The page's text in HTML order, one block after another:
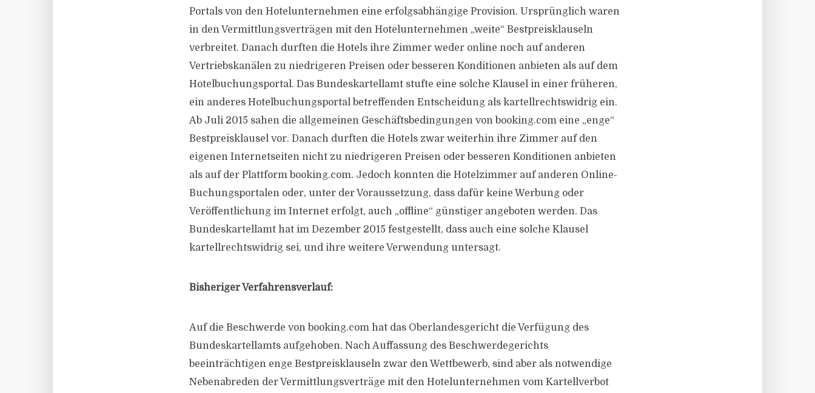
Portals von den Hotelunternehmen eine erfolgsabhängige Provision. Ursprünglich waren
in den Vermittlungsverträgen mit den Hotelunternehmen „weite“ Bestpreisklauseln
verbreitet. Danach durften die Hotels ihre Zimmer weder online noch auf anderen
Vertriebskanälen zu niedrigeren Preisen oder besseren Konditionen anbieten als auf dem
Hotelbuchungsportal. Das Bundeskartellamt stufte eine solche Klausel in einer früheren,
ein anderes Hotelbuchungsportal betreffenden Entscheidung als kartellrechtswidrig ein.
Ab Juli 2015 sahen die allgemeinen Geschäftsbedingungen von booking.com eine „enge“
Bestpreisklausel vor. Danach durften die Hotels zwar weiterhin ihre Zimmer auf den
eigenen Internetseiten nicht zu niedrigeren Preisen oder besseren Konditionen anbieten
als auf der Plattform booking.com. Jedoch konnten die Hotelzimmer auf anderen Online-
Buchungsportalen oder, unter der Voraussetzung, dass dafür keine Werbung oder
Veröffentlichung im Internet erfolgt, auch „offline“ günstiger angeboten werden. Das
Bundeskartellamt hat im Dezember 2015 festgestellt, dass auch eine solche Klausel
kartellrechtswidrig sei, und ihre weitere Verwendung untersagt.
Bisheriger Verfahrensverlauf:
Auf die Beschwerde von booking.com hat das Oberlandesgericht die Verfügung des
Bundeskartellamts aufgehoben. Nach Auffassung des Beschwerdegerichts
beeinträchtigen enge Bestpreisklauseln zwar den Wettbewerb, sind aber als notwendige
Nebenabreden der Vermittlungsverträge mit den Hotelunternehmen vom Kartellverbot